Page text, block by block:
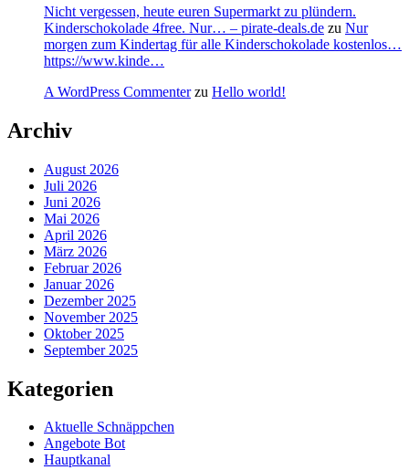
Nicht vergessen, heute euren Supermarkt zu plündern.
Kinderschokolade 4free. Nur… – pirate-deals.de zu Nur
morgen zum Kindertag für alle Kinderschokolade kostenlos…
https://www.kinde…
A WordPress Commenterzu Hello world!
Archiv
August 2026
Juli 2026
Juni 2026
Mai 2026
April 2026
März 2026
Februar 2026
Januar 2026
Dezember 2025
November 2025
Oktober 2025
September 2025
Kategorien
Aktuelle Schnäppchen
Angebote Bot
Hauptkanal